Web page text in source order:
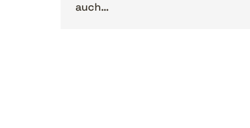
auch…